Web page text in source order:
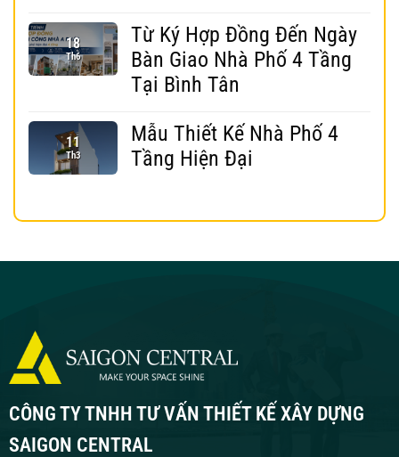
18
Th6
Từ Ký Hợp Đồng Đến Ngày
Bàn Giao Nhà Phố 4 Tầng
Tại Bình Tân
11
Th3
Mẫu Thiết Kế Nhà Phố 4
Tầng Hiện Đại
CÔNG TY TNHH TƯ VẤN THIẾT KẾ XÂY DỰNG
SAIGON CENTRAL